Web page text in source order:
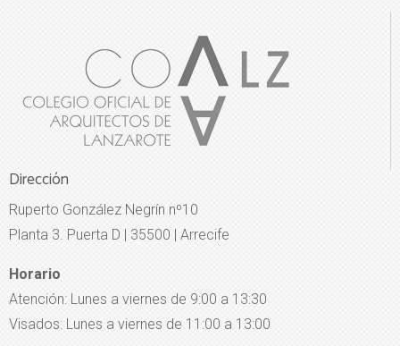
Dirección
Ruperto González Negrín nº10
Planta 3. Puerta D | 35500 | Arrecife
Horario
Atención: Lunes a viernes de 9:00 a 13:30
Visados: Lunes a viernes de 11:00 a 13:00